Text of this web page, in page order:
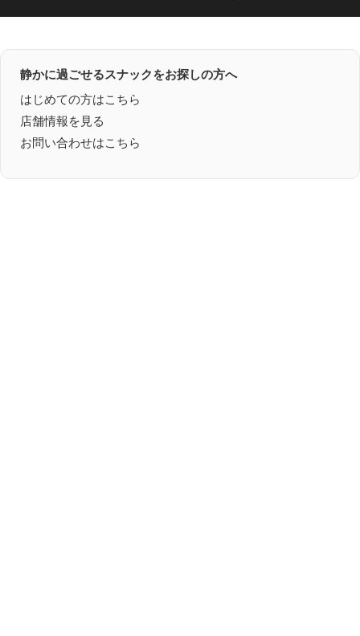
静かに過ごせるスナックをお探しの方へ
はじめての方はこちら
店舗情報を見る
お問い合わせはこちら